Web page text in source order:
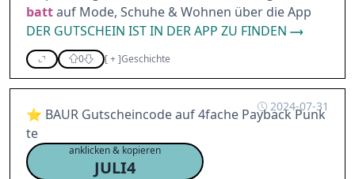
battauf Mode, Schuhe & Wohnen über die App
DER GUTSCHEIN IST IN DER APP ZU FINDEN
0 [+]Geschichte
2024-07-31
⭐ BAUR Gutscheincode auf 4fache Payback Punk
te
anklicken & kopieren
JULI4